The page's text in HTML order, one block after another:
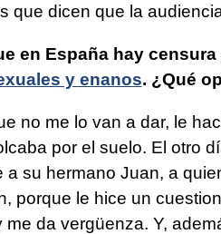
que dicen que la
en España hay censura
y enanos. ¿Qué
no me lo van a dar, le
por el suelo. El otro
a su hermano Juan, a
porque le hice un
da vergüenza. Y,